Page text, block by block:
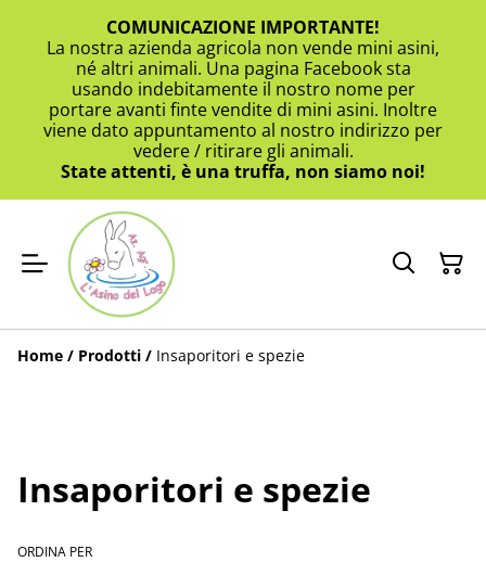
COMUNICAZIONE IMPORTANTE!
La nostra azienda agricola non vende mini asini,
né altri animali. Una pagina Facebook sta
usando indebitamente il nostro nome per
portare avanti finte vendite di mini asini. Inoltre
viene dato appuntamento al nostro indirizzo per
vedere / ritirare gli animali.
State attenti, è una truffa, non siamo noi!
Home / Prodotti / Insaporitori e spezie
Insaporitori e spezie
ORDINA PER